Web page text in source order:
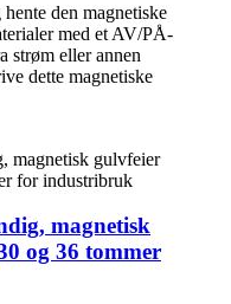
den magnetiske
med et AV/PÅ-
strøm eller annen
dette magnetiske
magnetisk
og 36 tommer